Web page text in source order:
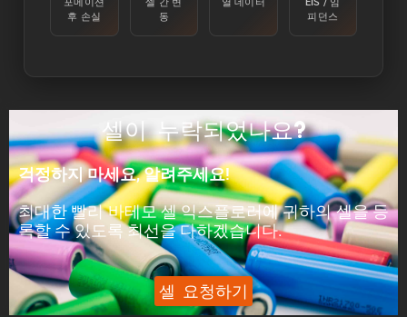
ýùÉÙäêýºÇ:
정전류로 하한 전압에 도달할 때까지 셀을 방전하
ýä▒ÙèÑ:
피크 전력은 셀이 5분 동안 공급할 수 있는 전력입
니다.
ýáäÙÑÿ:
피크 전류는 셀이 5분 동안 공급할 수 있는 전류입
니다.
후 손실
동
피던스
셀이 누락되었나요?
걱정하지 마세요, 알려주세요!
최대한 빨리 바테모 셀 익스플로러에 귀하의 셀을 등
록할 수 있도록 최선을 다하겠습니다.
셀 요청하기